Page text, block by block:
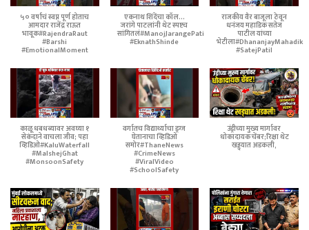
५० वर्षांचं स्वप्न पूर्ण होताच
आमदार राजेंद्र राऊत
भावूक#RajendraRaut
#Barshi
#EmotionalMoment
एकनाथ शिंदेंचा कॉल...
जरांगे पाटलांनी थेट स्पष्टच
सांगितलं#ManojJarangePatil
#EknathShinde
राजकीय वैर बाजूला ठेवून
धनंजय महाडिक सतेज
पाटील यांच्या
भेटीला#DhananjayMahadik
#SatejPatil
काळू धबधब्यावर अवघ्या १
सेकंदाने वाचला जीव; पहा
व्हिडिओ#KaluWaterfall
#MalshejGhat
#MonsoonSafety
वर्गातच विद्यार्थ्याचा ड्रग्ज
घेतानाचा व्हिडिओ
समोर#ThaneNews
#CrimeNews
#ViralVideo
#SchoolSafety
उंड्रीच्या मुख्य मार्गावर
धोकादायक चेंबर;रिक्षा थेट
खड्ड्यात अडकली,